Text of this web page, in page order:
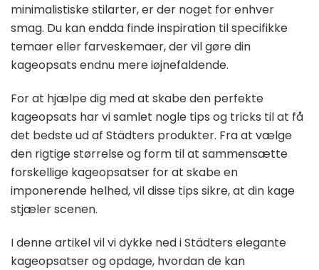
minimalistiske stilarter, er der noget for enhver
smag. Du kan endda finde inspiration til specifikke
temaer eller farveskemaer, der vil gøre din
kageopsats endnu mere iøjnefaldende.
For at hjælpe dig med at skabe den perfekte
kageopsats har vi samlet nogle tips og tricks til at få
det bedste ud af Städters produkter. Fra at vælge
den rigtige størrelse og form til at sammensætte
forskellige kageopsatser for at skabe en
imponerende helhed, vil disse tips sikre, at din kage
stjæler scenen.
I denne artikel vil vi dykke ned i Städters elegante
kageopsatser og opdage, hvordan de kan